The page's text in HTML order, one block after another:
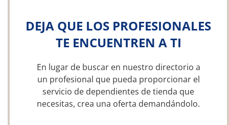
DEJA QUE LOS PROFESIONALES
TE ENCUENTREN A TI
En lugar de buscar en nuestro directorio a
un profesional que pueda proporcionar el
servicio de dependientes de tienda que
necesitas, crea una oferta demandándolo.